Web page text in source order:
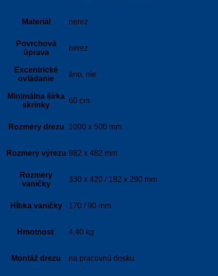
Materiál nerez
Povrchová
úprava
nerez
Excentrické
ovládanie
áno, nie
Minimálna šírka
skrinky
60 cm
Rozmery drezu 1000 x 500 mm
Rozmery výrezu 982 x 482 mm
Rozmery
vaničky
330 x 420 / 182 x 290 mm
Hĺbka vaničky 170 / 90 mm
Hmotnosť 4,40 kg
Montáž drezu na pracovnú dosku